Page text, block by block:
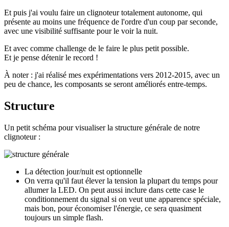
Et puis j'ai voulu faire un clignoteur totalement autonome, qui
présente au moins une fréquence de l'ordre d'un coup par seconde,
avec une visibilité suffisante pour le voir la nuit.
Et avec comme challenge de le faire le plus petit possible.
Et je pense détenir le record !
À noter : j'ai réalisé mes expérimentations vers 2012-2015, avec un
peu de chance, les composants se seront améliorés entre-temps.
Structure
Un petit schéma pour visualiser la structure générale de notre
clignoteur :
La détection jour/nuit est optionnelle
On verra qu'il faut élever la tension la plupart du temps pour
allumer la LED. On peut aussi inclure dans cette case le
conditionnement du signal si on veut une apparence spéciale,
mais bon, pour économiser l'énergie, ce sera quasiment
toujours un simple flash.